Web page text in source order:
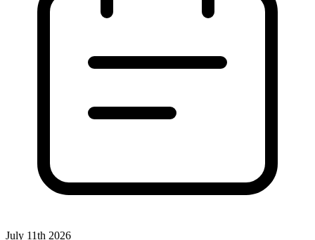
July 11th 2026